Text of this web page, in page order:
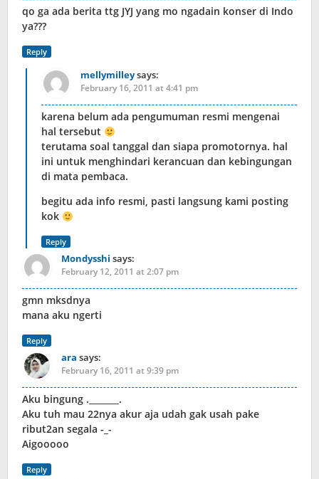
qo ga ada berita ttg JYJ yang mo ngadain konser di Indo
ya???
Reply
mellymilleysays:
February 16, 2011 at 4:41 pm
karena belum ada pengumuman resmi mengenai
hal tersebut
terutama soal tanggal dan siapa promotornya. hal
ini untuk menghindari kerancuan dan kebingungan
di mata pembaca.
begitu ada info resmi, pasti langsung kami posting
kok
Reply
Mondysshi says:
February 12, 2011 at 2:07 pm
gmn mksdnya
mana aku ngerti
Reply
ara says:
February 16, 2011 at 9:39 pm
Aku bingung ._______.
Aku tuh mau 22nya akur aja udah gak usah pake
ribut2an segala -_-
Aigooooo
Reply